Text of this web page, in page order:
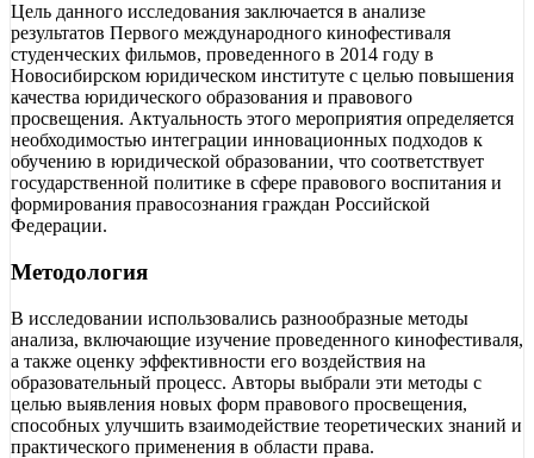
Цель данного исследования заключается в анализе
результатов Первого международного кинофестиваля
студенческих фильмов, проведенного в 2014 году в
Новосибирском юридическом институте с целью повышения
качества юридического образования и правового
просвещения. Актуальность этого мероприятия определяется
необходимостью интеграции инновационных подходов к
обучению в юридической образовании, что соответствует
государственной политике в сфере правового воспитания и
формирования правосознания граждан Российской
Федерации.
Методология
В исследовании использовались разнообразные методы
анализа, включающие изучение проведенного кинофестиваля,
а также оценку эффективности его воздействия на
образовательный процесс. Авторы выбрали эти методы с
целью выявления новых форм правового просвещения,
способных улучшить взаимодействие теоретических знаний и
практического применения в области права.